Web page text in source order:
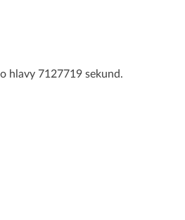
hlavy 7127719 sekund.